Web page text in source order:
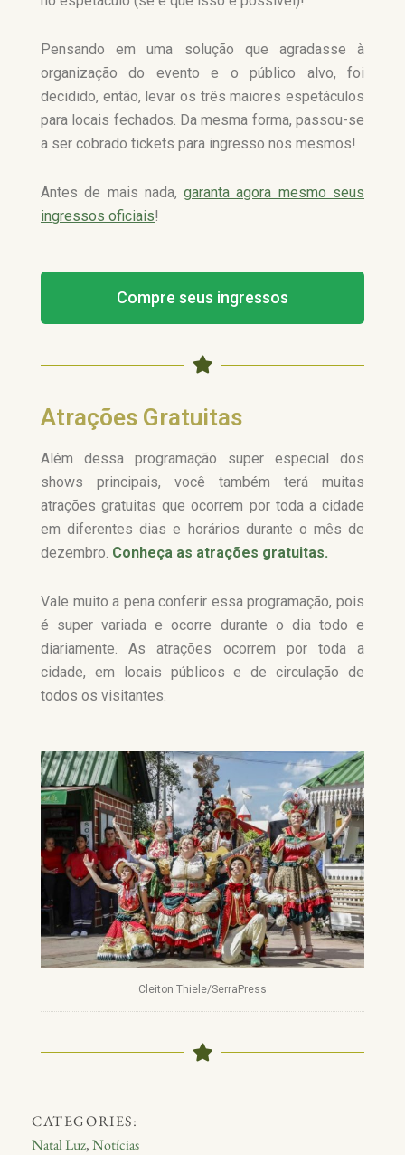
Pensando em uma solução que agradasse à
organização do evento e o público alvo, foi
decidido, então, levar os três maiores espetáculos
para locais fechados. Da mesma forma, passou-se
a ser cobrado tickets para ingresso nos mesmos!
Antes de mais nada,garanta agora mesmo seus
ingressos oficiais!
Compre seus ingressos
Atrações Gratuitas
Além dessa programação super especial dos
shows principais, você também terá muitas
atrações gratuitas que ocorrem por toda a cidade
em diferentes dias e horários durante o mês de
dezembro. Conheça as atrações gratuitas.
Vale muito a pena conferir essa programação, pois
é super variada e ocorre durante o dia todo e
diariamente. As atrações ocorrem por toda a
cidade, em locais públicos e de circulação de
todos os visitantes.
Cleiton Thiele/SerraPress
CATEGORIES:
Natal Luz,Notícias